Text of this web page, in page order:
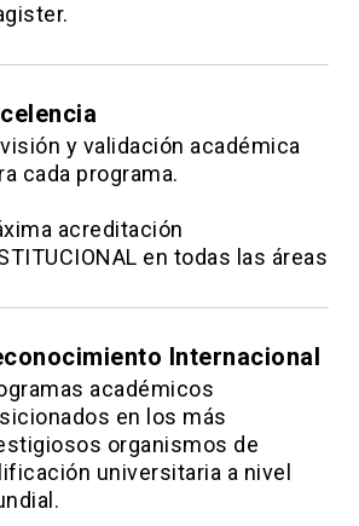
y validación académica
cada programa.
acreditación
en todas las áreas
Internacional
académicos
en los más
organismos de
universitaria a nivel